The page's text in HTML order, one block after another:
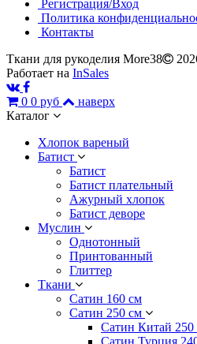
Регистрация/Вход
Политика
Контакты
Ткани для рукоделия More38
Работает на InSales
0 0 руб
наверх
Каталог
Хлопок вареный
Батист
Батист
Батист плательный
Ажурный хлопок
Батист деворе
Муслин
Однотонный
Принтованный
Глиттер
Ткани
Сатин 160 см
Сатин 250 см
Сатин Китай 250
Сатин Турция